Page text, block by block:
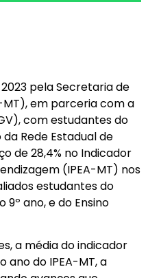
pela Secretaria de
MT), em parceria com a
com estudantes do
Rede Estadual de
de 28,4% no Indicador
(IPEA-MT) nos
estudantes do
9º ano, e do Ensino
a média do indicador
ano do IPEA-MT, a